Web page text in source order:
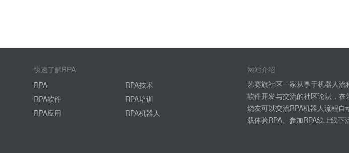
快速了解RPA
RPA
RPA技术
RPA软件
RPA培训
RPA应用
RPA机器人
网站介绍
艺赛旗社区一家从事于机器人流
软件开发与交流的社区论坛，在
烧友可以交流RPA机器人流程
载体验RPA、参加RPA线上线下